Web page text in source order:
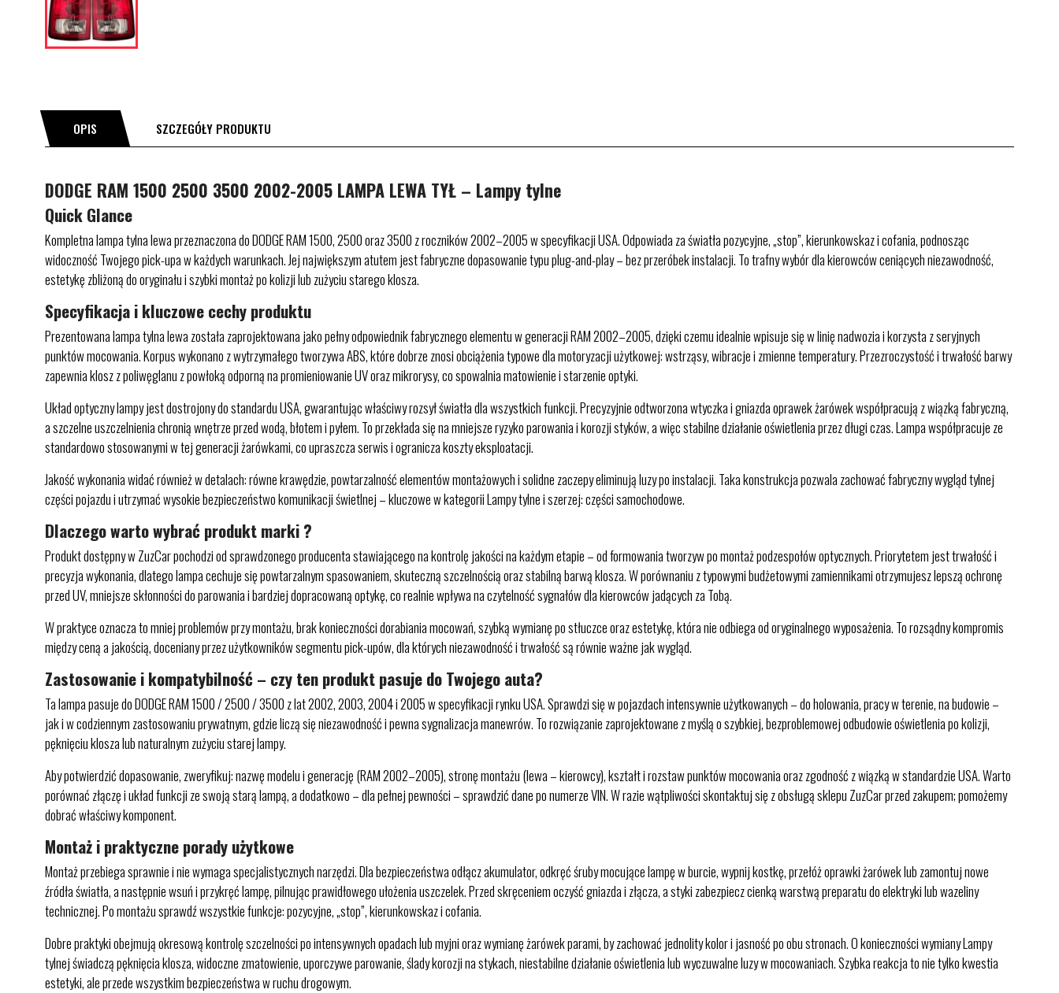
OPIS SZCZEGÓŁY PRODUKTU
DODGE RAM 1500 2500 3500 2002-2005 LAMPA LEWA TYŁ – Lampy tylne
Quick Glance
Kompletna lampa tylna lewa przeznaczona do DODGE RAM 1500, 2500 oraz 3500 z roczników 2002–2005 w specyfikacji USA. Odpowiada za światła pozycyjne, „stop”, kierunkowskaz i cofania, podnosząc
widoczność Twojego pick-upa w każdych warunkach. Jej największym atutem jest fabryczne dopasowanie typu plug-and-play – bez przeróbek instalacji. To trafny wybór dla kierowców ceniących niezawodność,
estetykę zbliżoną do oryginału i szybki montaż po kolizji lub zużyciu starego klosza.
Specyfikacja i kluczowe cechy produktu
Prezentowana lampa tylna lewa została zaprojektowana jako pełny odpowiednik fabrycznego elementu w generacji RAM 2002–2005, dzięki czemu idealnie wpisuje się w linię nadwozia i korzysta z seryjnych
punktów mocowania. Korpus wykonano z wytrzymałego tworzywa ABS, które dobrze znosi obciążenia typowe dla motoryzacji użytkowej: wstrząsy, wibracje i zmienne temperatury. Przezroczystość i trwałość barwy
zapewnia klosz z poliwęglanu z powłoką odporną na promieniowanie UV oraz mikrorysy, co spowalnia matowienie i starzenie optyki.
Układ optyczny lampy jest dostrojony do standardu USA, gwarantując właściwy rozsył światła dla wszystkich funkcji. Precyzyjnie odtworzona wtyczka i gniazda oprawek żarówek współpracują z wiązką fabryczną,
a szczelne uszczelnienia chronią wnętrze przed wodą, błotem i pyłem. To przekłada się na mniejsze ryzyko parowania i korozji styków, a więc stabilne działanie oświetlenia przez długi czas. Lampa współpracuje ze
standardowo stosowanymi w tej generacji żarówkami, co upraszcza serwis i ogranicza koszty eksploatacji.
Jakość wykonania widać również w detalach: równe krawędzie, powtarzalność elementów montażowych i solidne zaczepy eliminują luzy po instalacji. Taka konstrukcja pozwala zachować fabryczny wygląd tylnej
części pojazdu i utrzymać wysokie bezpieczeństwo komunikacji świetlnej – kluczowe w kategorii Lampy tylne i szerzej: części samochodowe.
Dlaczego warto wybrać produkt marki ?
Produkt dostępny w ZuzCar pochodzi od sprawdzonego producenta stawiającego na kontrolę jakości na każdym etapie – od formowania tworzyw po montaż podzespołów optycznych. Priorytetem jest trwałość i
precyzja wykonania, dlatego lampa cechuje się powtarzalnym spasowaniem, skuteczną szczelnością oraz stabilną barwą klosza. W porównaniu z typowymi budżetowymi zamiennikami otrzymujesz lepszą ochronę
przed UV, mniejsze skłonności do parowania i bardziej dopracowaną optykę, co realnie wpływa na czytelność sygnałów dla kierowców jadących za Tobą.
W praktyce oznacza to mniej problemów przy montażu, brak konieczności dorabiania mocowań, szybką wymianę po stłuczce oraz estetykę, która nie odbiega od oryginalnego wyposażenia. To rozsądny kompromis
między ceną a jakością, doceniany przez użytkowników segmentu pick-upów, dla których niezawodność i trwałość są równie ważne jak wygląd.
Zastosowanie i kompatybilność – czy ten produkt pasuje do Twojego auta?
Ta lampa pasuje do DODGE RAM 1500 / 2500 / 3500 z lat 2002, 2003, 2004 i 2005 w specyfikacji rynku USA. Sprawdzi się w pojazdach intensywnie użytkowanych – do holowania, pracy w terenie, na budowie –
jak i w codziennym zastosowaniu prywatnym, gdzie liczą się niezawodność i pewna sygnalizacja manewrów. To rozwiązanie zaprojektowane z myślą o szybkiej, bezproblemowej odbudowie oświetlenia po kolizji,
pęknięciu klosza lub naturalnym zużyciu starej lampy.
Aby potwierdzić dopasowanie, zweryfikuj: nazwę modelu i generację (RAM 2002–2005), stronę montażu (lewa – kierowcy), kształt i rozstaw punktów mocowania oraz zgodność z wiązką w standardzie USA. Warto
porównać złączę i układ funkcji ze swoją starą lampą, a dodatkowo – dla pełnej pewności – sprawdzić dane po numerze VIN. W razie wątpliwości skontaktuj się z obsługą sklepu ZuzCar przed zakupem; pomożemy
dobrać właściwy komponent.
Montaż i praktyczne porady użytkowe
Montaż przebiega sprawnie i nie wymaga specjalistycznych narzędzi. Dla bezpieczeństwa odłącz akumulator, odkręć śruby mocujące lampę w burcie, wypnij kostkę, przełóż oprawki żarówek lub zamontuj nowe
źródła światła, a następnie wsuń i przykręć lampę, pilnując prawidłowego ułożenia uszczelek. Przed skręceniem oczyść gniazda i złącza, a styki zabezpiecz cienką warstwą preparatu do elektryki lub wazeliny
technicznej. Po montażu sprawdź wszystkie funkcje: pozycyjne, „stop”, kierunkowskaz i cofania.
Dobre praktyki obejmują okresową kontrolę szczelności po intensywnych opadach lub myjni oraz wymianę żarówek parami, by zachować jednolity kolor i jasność po obu stronach. O konieczności wymiany Lampy
tylnej świadczą pęknięcia klosza, widoczne zmatowienie, uporczywe parowanie, ślady korozji na stykach, niestabilne działanie oświetlenia lub wyczuwalne luzy w mocowaniach. Szybka reakcja to nie tylko kwestia
estetyki, ale przede wszystkim bezpieczeństwa w ruchu drogowym.